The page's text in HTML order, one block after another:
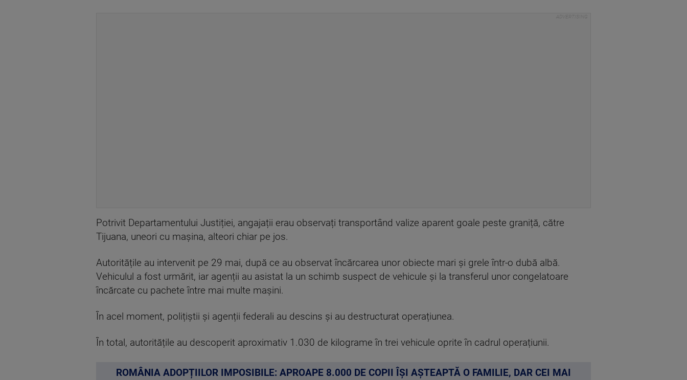
Potrivit Departamentului Justiției, angajații erau observați transportând valize aparent goale peste graniță, către
Tijuana, uneori cu mașina, alteori chiar pe jos.
Autoritățile au intervenit pe 29 mai, după ce au observat încărcarea unor obiecte mari și grele într-o dubă albă.
Vehiculul a fost urmărit, iar agenții au asistat la un schimb suspect de vehicule și la transferul unor congelatoare
încărcate cu pachete între mai multe mașini.
În acel moment, polițiștii și agenții federali au descins și au destructurat operațiunea.
În total, autoritățile au descoperit aproximativ 1.030 de kilograme în trei vehicule oprite în cadrul operațiunii.
ROMÂNIA ADOPȚIILOR IMPOSIBILE: APROAPE 8.000 DE COPII ÎȘI AȘTEAPTĂ O FAMILIE, DAR CEI MAI